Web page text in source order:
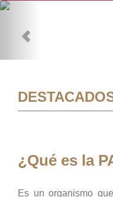
¿Qué es la
Es un organismo